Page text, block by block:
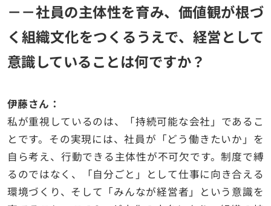
－－社員の主体性を育み、価値観が根づ
く組織文化をつくるうえで、経営として
意識していることは何ですか？
伊藤さん：
私が重視しているのは、「持続可能な会社」であるこ
とです。その実現には、社員が「どう働きたいか」を
自ら考え、行動できる主体性が不可欠です。制度で縛
るのではなく、「自分ごと」として仕事に向き合える
環境づくり、そして「みんなが経営者」という意識を